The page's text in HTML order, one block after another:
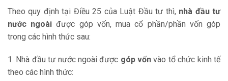
Theo quy định tại Điều 25 của Luật Đầu tư thì, nhà đầu tư
nước ngoài được góp vốn, mua cổ phần/phần vốn góp
trong các hình thức sau:
1. Nhà đầu tư nước ngoài được góp vốn vào tổ chức kinh tế
theo các hình thức: